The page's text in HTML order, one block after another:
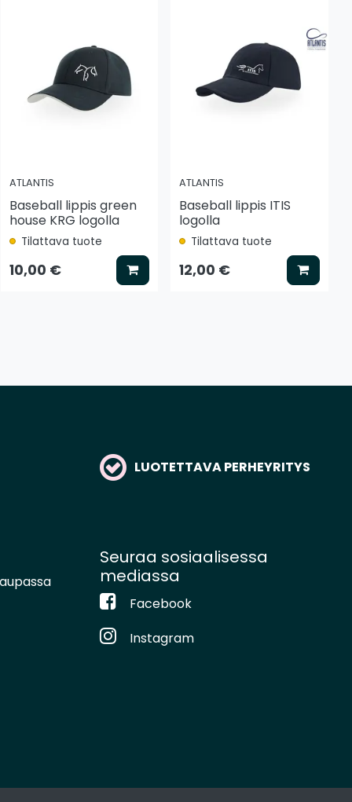
vaihtoehto
ATLANTIS
Baseball lippis green
house KRG logolla
Tilattava tuote
10,00 € Lisää koriin
ATLANTIS
Baseball lippis ITIS
logolla
Tilattava tuote
12,00 € Lisää
LUOTETTAVA PERHEYRITYS
Seuraa sosiaalisessa
mediassa
Facebook
Instagram